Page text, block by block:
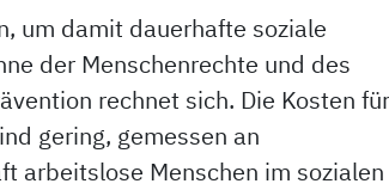
um damit dauerhafte soziale
der Menschenrechte und des
rechnet sich. Die Kosten
gering, gemessen an
arbeitslose Menschen im sozialen